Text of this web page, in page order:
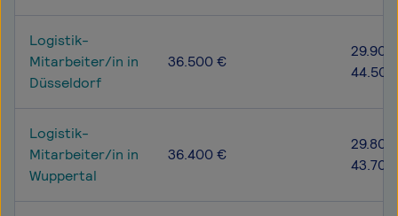
Logistik-
Mitarbeiter/in in
Düsseldorf
36.500 €
Logistik-
Mitarbeiter/in in
Wuppertal
36.400 €